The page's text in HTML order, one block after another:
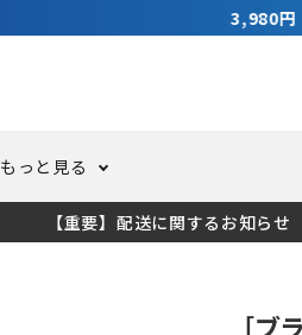
3,980円（税込）以上のご購入で送料
もっと見る
【重要】配送に関するお知らせ
［ブ